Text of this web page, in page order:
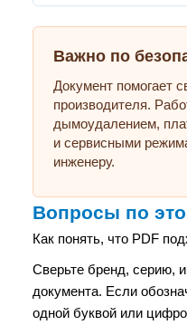
Важно по
Документ помогает
производителя.
дымоудалением,
и сервисными
инженеру.
Вопросы по
Как понять, что PDF
Сверьте бренд, серию,
документа. Если
одной буквой или